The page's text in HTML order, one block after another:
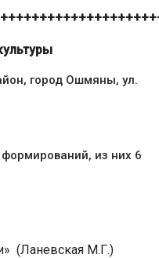
город Ошмяны, ул.
из них 6
(Ланевская М.Г.)